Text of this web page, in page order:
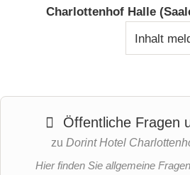
Charlottenhof Halle
Inhalt
Öffentliche Fragen
zu Dorint Hotel
Hier finden Sie allgemeine